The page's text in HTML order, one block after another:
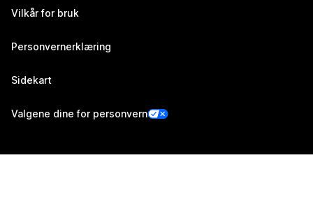
Vilkår for bruk
Personvernerklæring
Sidekart
Valgene dine for personvern